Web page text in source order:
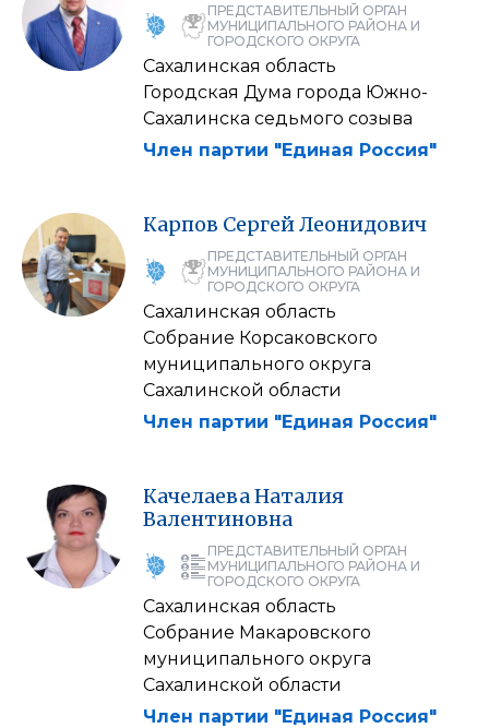
ПРЕДСТАВИТЕЛЬНЫЙ ОРГАН
МУНИЦИПАЛЬНОГО РАЙОНА И
ГОРОДСКОГО ОКРУГА
Сахалинская область
Городская Дума города Южно-
Сахалинска седьмого созыва
Член партии "Единая Россия"
Карпов СергейЛеонидович
ПРЕДСТАВИТЕЛЬНЫЙ ОРГАН
МУНИЦИПАЛЬНОГО РАЙОНА И
ГОРОДСКОГО ОКРУГА
Сахалинская область
Собрание Корсаковского
муниципального округа
Сахалинской области
Член партии "Единая Россия"
Качелаева Наталия
Валентиновна
ПРЕДСТАВИТЕЛЬНЫЙ ОРГАН
МУНИЦИПАЛЬНОГО РАЙОНА И
ГОРОДСКОГО ОКРУГА
Сахалинская область
Собрание Макаровского
муниципального округа
Сахалинской области
Член партии "Единая Россия"